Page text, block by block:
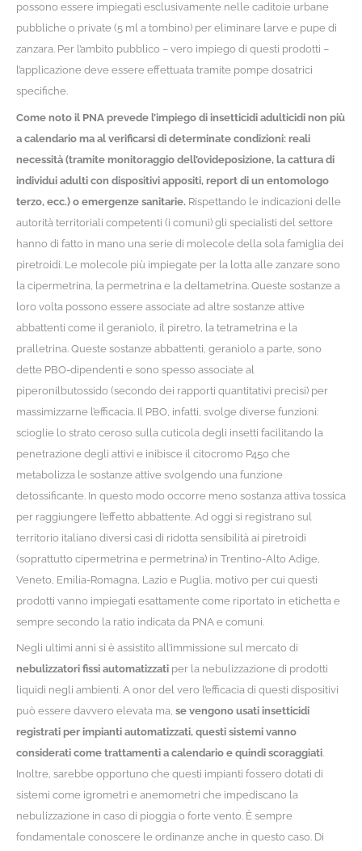
possono essere impiegati esclusivamente nelle caditoie urbane
pubbliche o private (5 ml a tombino) per eliminare larve e pupe di
zanzara. Per l’ambito pubblico – vero impiego di questi prodotti –
l’applicazione deve essere effettuata tramite pompe dosatrici
specifiche.
Come noto il PNA prevede l’impiego di insetticidi adulticidi non più
a calendario ma al verificarsi di determinate condizioni: reali
necessità (tramite monitoraggio dell’ovideposizione, la cattura di
individui adulti con dispositivi appositi, report di un entomologo
terzo, ecc.) o emergenze sanitarie. Rispettando le indicazioni delle
autorità territoriali competenti (i comuni) gli specialisti del settore
hanno di fatto in mano una serie di molecole della sola famiglia dei
piretroidi. Le molecole più impiegate per la lotta alle zanzare sono
la cipermetrina, la permetrina e la deltametrina. Queste sostanze a
loro volta possono essere associate ad altre sostanze attive
abbattenti come il geraniolo, il piretro, la tetrametrina e la
pralletrina. Queste sostanze abbattenti, geraniolo a parte, sono
dette PBO-dipendenti e sono spesso associate al
piperonilbutossido (secondo dei rapporti quantitativi precisi) per
massimizzarne l’efficacia. Il PBO, infatti, svolge diverse funzioni:
scioglie lo strato ceroso sulla cuticola degli insetti facilitando la
penetrazione degli attivi e inibisce il citocromo P450 che
metabolizza le sostanze attive svolgendo una funzione
detossificante. In questo modo occorre meno sostanza attiva tossica
per raggiungere l’effetto abbattente. Ad oggi si registrano sul
territorio italiano diversi casi di ridotta sensibilità ai piretroidi
(soprattutto cipermetrina e permetrina) in Trentino-Alto Adige,
Veneto, Emilia-Romagna, Lazio e Puglia, motivo per cui questi
prodotti vanno impiegati esattamente come riportato in etichetta e
sempre secondo la ratio indicata da PNA e comuni.
Negli ultimi anni si è assistito all’immissione sul mercato di
nebulizzatori fissi automatizzatiper la nebulizzazione di prodotti
liquidi negli ambienti. A onor del vero l’efficacia di questi dispositivi
può essere davvero elevata ma, se vengono usati insetticidi
registrati per impianti automatizzati, questi sistemi vanno
considerati come trattamenti a calendario e quindi scoraggiati.
Inoltre, sarebbe opportuno che questi impianti fossero dotati di
sistemi come igrometri e anemometri che impediscano la
nebulizzazione in caso di pioggia o forte vento. È sempre
fondamentale conoscere le ordinanze anche in questo caso. Di